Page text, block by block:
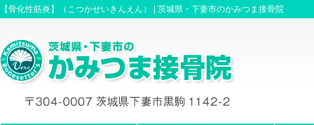
【骨化性筋炎】（こつかせいきんえん） | 茨城県・下妻市のかみつま接骨院